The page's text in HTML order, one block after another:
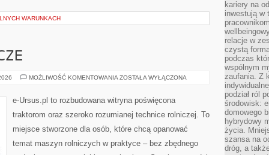
WARUNKACH
MOŻLIWOŚĆ KOMENTOWANIA MASZYNY
ZOSTAŁA WYŁĄCZONA
e-Ursus.pl to rozbudowana witryna poświęcona
traktorom oraz szeroko rozumianej technice rolniczej. To
miejsce stworzone dla osób, które chcą opanować
temat maszyn rolniczych w praktyce – bez zbędnego
kariery na
inwestują w
relacje w
czystą
podczas
wspólnym
zaufania. Z
podział ról
środowisk:
domowego
hybrydowy
życia.
szansa na
dróg, a